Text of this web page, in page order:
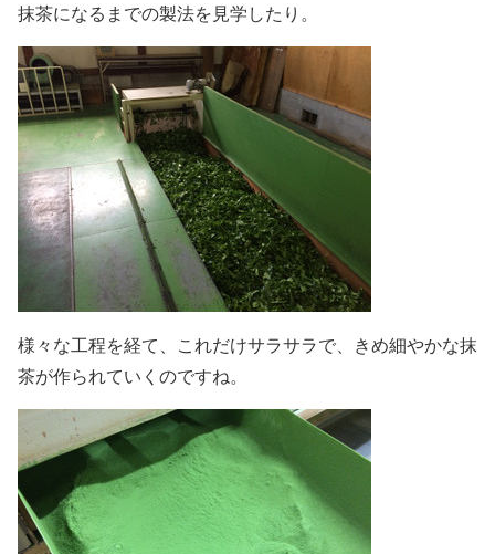
抹茶になるまでの製法を見学したり。
様々な工程を経て、これだけサラサラで、きめ細やかな抹
茶が作られていくのですね。